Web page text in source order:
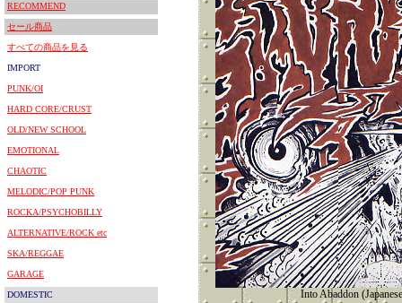
RECOMMEND
セール商品
すべての商品を見る
IMPORT
PUNK/OI
HARD CORE/CRUST
OLD/NEW SCHOOL
EMOTIONAL
CHAOTIC
MELODIC/POP PUNK
ROCKA/PSYCHOBILLY
ALTERNATIVE/ROCK etc
SKA/REGGAE
GARAGE
DOMESTIC Into Abaddon